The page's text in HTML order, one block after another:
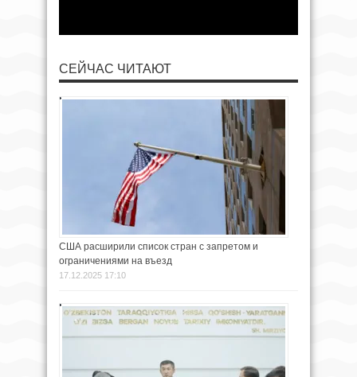
СЕЙЧАС ЧИТАЮТ
США расширили список стран с запретом и
ограничениями на въезд
17.12.2025 17:10